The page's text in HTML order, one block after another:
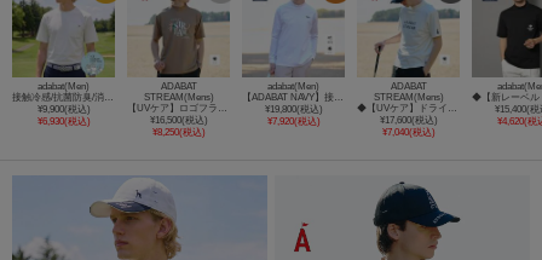
adabat(Men)
¥9,900(税込)
¥6,930(税込)
ADABAT
STREAM(Mens)
¥16,500(税込)
¥8,250(税込)
adabat(Men)
¥19,800(税込)
¥7,920(税込)
ADABAT
STREAM(Mens)
¥17,600(税込)
¥7,040(税込)
¥15,400(税
¥4,620(税